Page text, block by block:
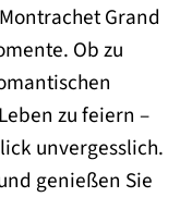
Grand
Ob zu
zu feiern –
unvergesslich.
genießen Sie